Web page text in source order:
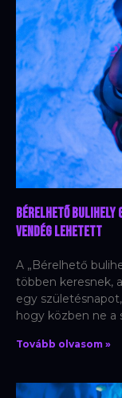
Bérelhető bulihely
vendég lehetett
A „Bérelhető
többen keresnek,
egy
hogy közben ne a
Tovább olvasom »